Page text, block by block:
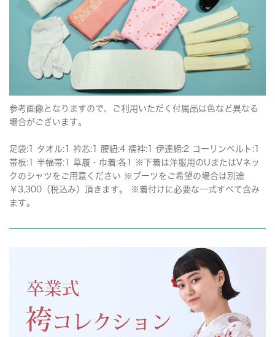
参考画像となりますので、ご利用いただく付属品は色など異なる
場合がございます。
足袋:1 タオル:1 衿芯:1 腰紐:4 襦袢:1 伊達締:2 コーリンベルト:1
帯板:1 半幅帯:1 草履・巾着:各1 ※下着は洋服用のUまたはVネッ
クのシャツをご用意ください ※ブーツをご希望の場合は別途
￥3,300（税込み）頂きます。 ※着付けに必要な一式すべて含み
ます。